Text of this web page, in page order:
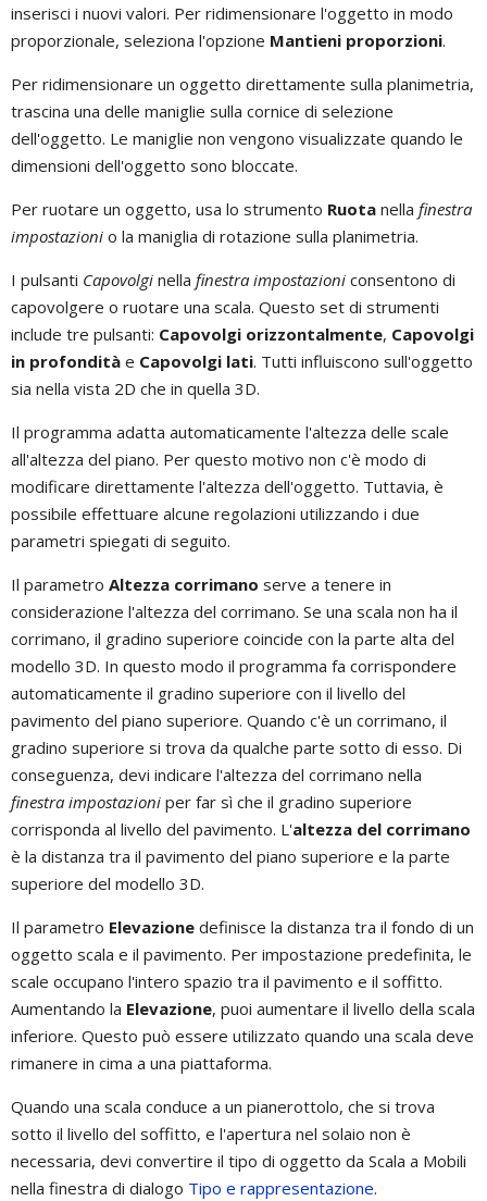
inserisci i nuovi valori. Per ridimensionare l'oggetto in modo
proporzionale, seleziona l'opzione Mantieni proporzioni.
Per ridimensionare un oggetto direttamente sulla planimetria,
trascina una delle maniglie sulla cornice di selezione
dell'oggetto. Le maniglie non vengono visualizzate quando le
dimensioni dell'oggetto sono bloccate.
Per ruotare un oggetto, usa lo strumento Ruota nella finestra
impostazioni o la maniglia di rotazione sulla planimetria.
I pulsanti Capovolgi nella finestra impostazioni consentono di
capovolgere o ruotare una scala. Questo set di strumenti
include tre pulsanti: Capovolgi orizzontalmente, Capovolgi
in profondità e Capovolgi lati. Tutti influiscono sull'oggetto
sia nella vista 2D che in quella 3D.
Il programma adatta automaticamente l'altezza delle scale
all'altezza del piano. Per questo motivo non c'è modo di
modificare direttamente l'altezza dell'oggetto. Tuttavia, è
possibile effettuare alcune regolazioni utilizzando i due
parametri spiegati di seguito.
Il parametro Altezza corrimano serve a tenere in
considerazione l'altezza del corrimano. Se una scala non ha il
corrimano, il gradino superiore coincide con la parte alta del
modello 3D. In questo modo il programma fa corrispondere
automaticamente il gradino superiore con il livello del
pavimento del piano superiore. Quando c'è un corrimano, il
gradino superiore si trova da qualche parte sotto di esso. Di
conseguenza, devi indicare l'altezza del corrimano nella
finestra impostazioni per far sì che il gradino superiore
corrisponda al livello del pavimento. L'altezza del corrimano
è la distanza tra il pavimento del piano superiore e la parte
superiore del modello 3D.
Il parametro Elevazione definisce la distanza tra il fondo di un
oggetto scala e il pavimento. Per impostazione predefinita, le
scale occupano l'intero spazio tra il pavimento e il soffitto.
Aumentando la Elevazione, puoi aumentare il livello della scala
inferiore. Questo può essere utilizzato quando una scala deve
rimanere in cima a una piattaforma.
Quando una scala conduce a un pianerottolo, che si trova
sotto il livello del soffitto, e l'apertura nel solaio non è
necessaria, devi convertire il tipo di oggetto da Scala a Mobili
nella finestra di dialogo Tipo e rappresentazione.